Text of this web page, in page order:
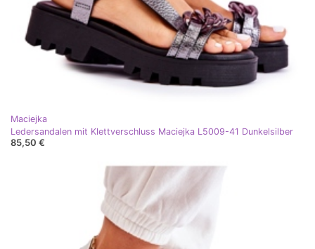
Maciejka
Ledersandalen mit Klettverschluss Maciejka L5009-41 Dunkelsilber
85,50 €